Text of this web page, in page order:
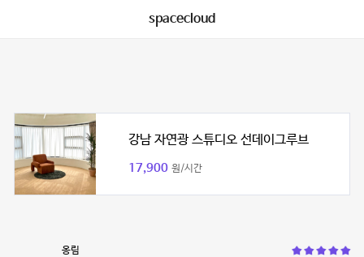
spacecloud
강남 자연광 스튜디오 선데이그루브
17,900 원/시간
옹림